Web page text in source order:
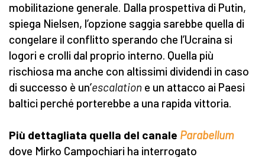
mobilitazione generale. Dalla prospettiva di Putin,
spiega Nielsen, l’opzione saggia sarebbe quella di
congelare il conflitto sperando che l’Ucraina si
logori e crolli dal proprio interno. Quella più
rischiosa ma anche con altissimi dividendi in caso
di successo è un’escalation e un attacco ai Paesi
baltici perché porterebbe a una rapida vittoria.
Più dettagliata quella del canale Parabellum
dove Mirko Campochiari ha interrogato